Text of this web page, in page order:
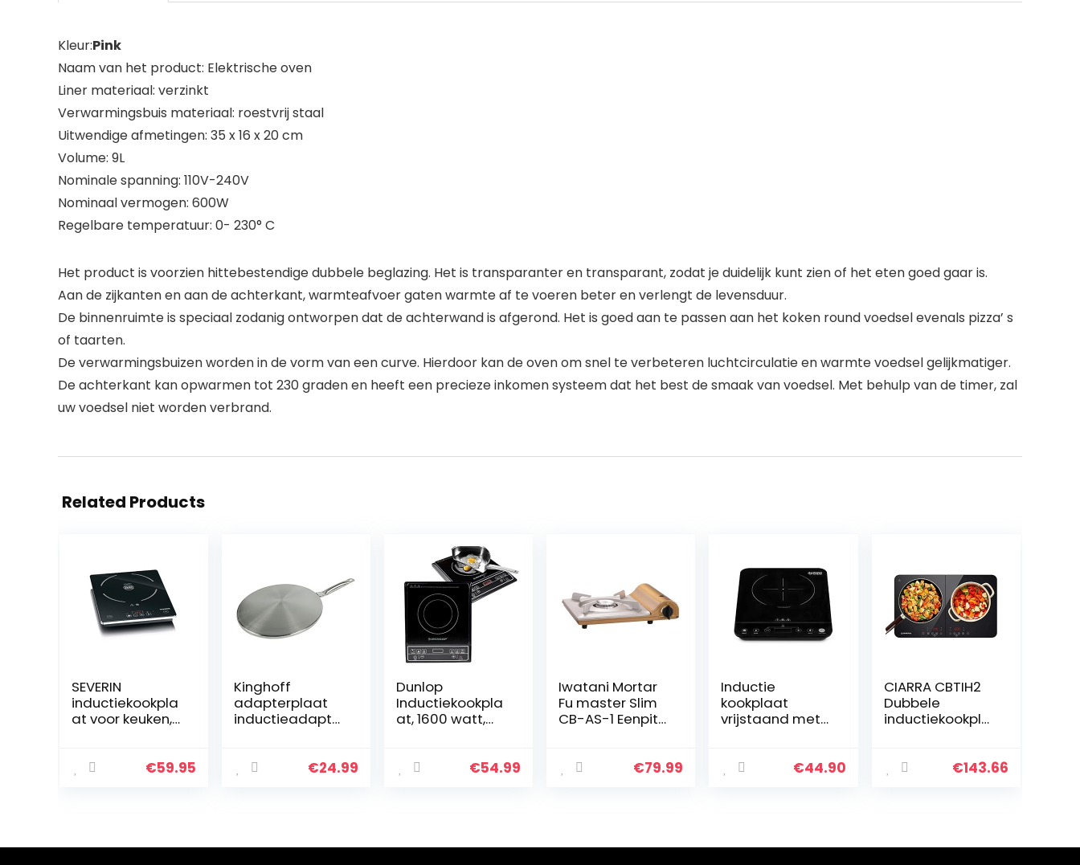
Kleur:Pink
Naam van het product: Elektrische oven
Liner materiaal: verzinkt
Verwarmingsbuis materiaal: roestvrij staal
Uitwendige afmetingen: 35 x 16 x 20 cm
Volume: 9L
Nominale spanning: 110V-240V
Nominaal vermogen: 600W
Regelbare temperatuur: 0- 230° C
Het product is voorzien hittebestendige dubbele beglazing. Het is transparanter en transparant, zodat je duidelijk kunt zien of het eten goed gaar is.
Aan de zijkanten en aan de achterkant, warmteafvoer gaten warmte af te voeren beter en verlengt de levensduur.
De binnenruimte is speciaal zodanig ontworpen dat de achterwand is afgerond. Het is goed aan te passen aan het koken round voedsel evenals pizza’ s
of taarten.
De verwarmingsbuizen worden in de vorm van een curve. Hierdoor kan de oven om snel te verbeteren luchtcirculatie en warmte voedsel gelijkmatiger.
De achterkant kan opwarmen tot 230 graden en heeft een precieze inkomen systeem dat het best de smaak van voedsel. Met behulp van de timer, zal
uw voedsel niet worden verbrand.
Related Products
SEVERIN
inductiekookpla
at voor keuken,
hoogwaardige
2.000W, KP 1071
€59.95
Kinghoff
adapterplaat
inductieadapter
adapter plaat
€24.99
Dunlop
Inductiekookpla
at, 1600 watt,
sensorknoppen,
€54.99
Iwatani Mortar
Fu master Slim
CB-AS-1 Eenpits
€79.99
Inductie
kookplaat
vrijstaand met
kookplaat,
€44.90
CIARRA CBTIH2
Dubbele
inductiekookpla
standen, 10
inductiekookpla
€143.66